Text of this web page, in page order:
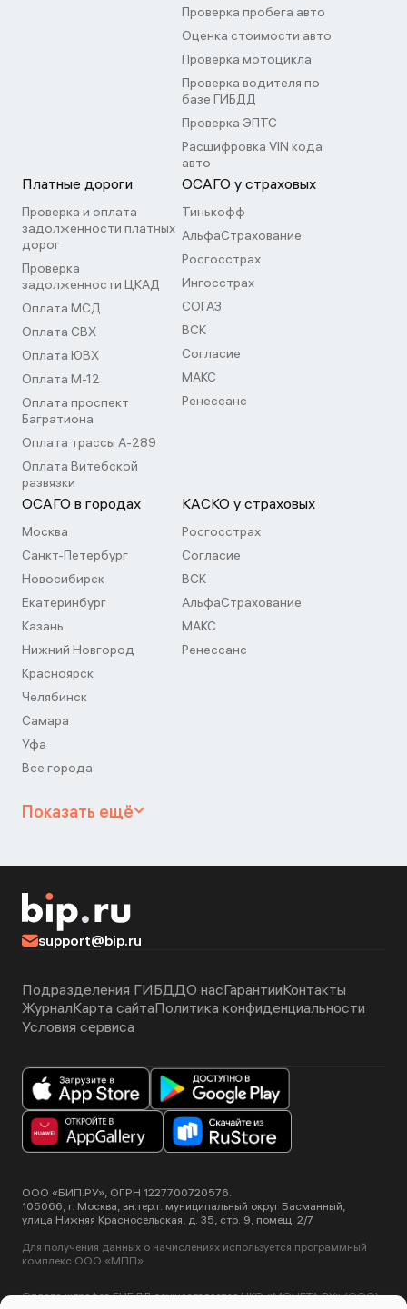
Проверка пробега авто
Оценка стоимости авто
Проверка мотоцикла
Проверка водителя по
базе ГИБДД
Проверка ЭПТС
Расшифровка VIN кода
авто
Платные дороги
Проверка и оплата
задолженности платных
дорог
Проверка
задолженности ЦКАД
Оплата МСД
Оплата СВХ
Оплата ЮВХ
Оплата М-12
Оплата проспект
Багратиона
Оплата трассы А-289
Оплата Витебской
развязки
ОСАГО у страховых
Тинькофф
АльфаСтрахование
Росгосстрах
Ингосстрах
СОГАЗ
ВСК
Согласие
МАКС
Ренессанс
ОСАГО в городах
Москва
Санкт-Петербург
Новосибирск
Екатеринбург
Казань
Нижний Новгород
Красноярск
Челябинск
Самара
Уфа
Все города
КАСКО у страховых
Росгосстрах
Согласие
ВСК
АльфаСтрахование
МАКС
Ренессанс
Показать ещё
support@bip.ru
Подразделения ГИБДДО насГарантииКонтакты
ЖурналКарта сайтаПолитика конфиденциальности
Условия сервиса
ООО «БИП.РУ», ОГРН 1227700720576.
105066, г. Москва, вн.тер.г. муниципальный округ Басманный,
улица Нижняя Красносельская, д. 35, стр. 9, помещ. 2/7
Для получения данных о начислениях используется программный
комплекс ООО «МПП».
Оплата штрафов ГИБДД осуществляется НКО «МОНЕТА.РУ» (ООО).